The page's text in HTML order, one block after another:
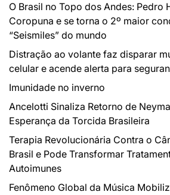
O Brasil no Topo dos Andes: Pedro
Coropuna e se torna o 2º maior
“Seismiles” do mundo
Distração ao volante faz disparar
celular e acende alerta para
Imunidade no inverno
Ancelotti Sinaliza Retorno de
Esperança da Torcida Brasileira
Terapia Revolucionária Contra o
Brasil e Pode Transformar
Autoimunes
Fenômeno Global da Música